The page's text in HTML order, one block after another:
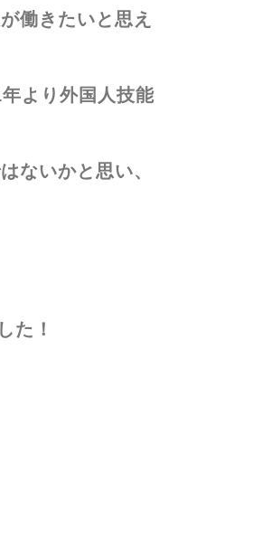
働きたいと思え
より外国人技能
ないかと思い、
た！